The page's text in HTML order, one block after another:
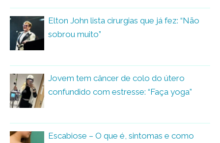
Elton John lista cirurgias que já fez: “Não
sobrou muito”
Jovem tem câncer de colo do útero
confundido com estresse: “Faça yoga”
Escabiose – O que é, sintomas e como